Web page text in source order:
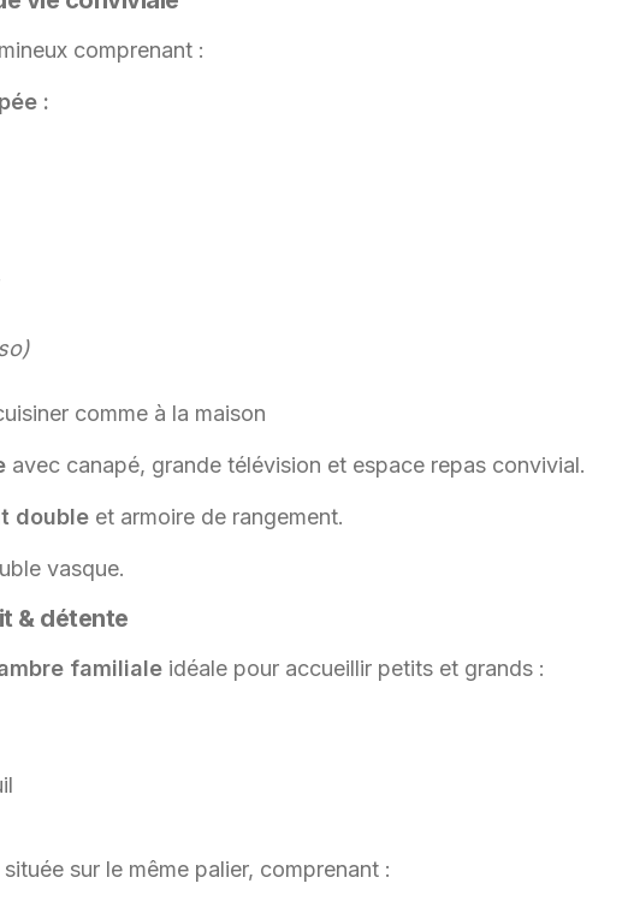
comprenant :
:
comme à la maison
avec canapé, grande télévision et espace repas convivial.
double et armoire de rangement.
vasque.
& détente
familiale idéale pour accueillir petits et grands :
située sur le même palier, comprenant :